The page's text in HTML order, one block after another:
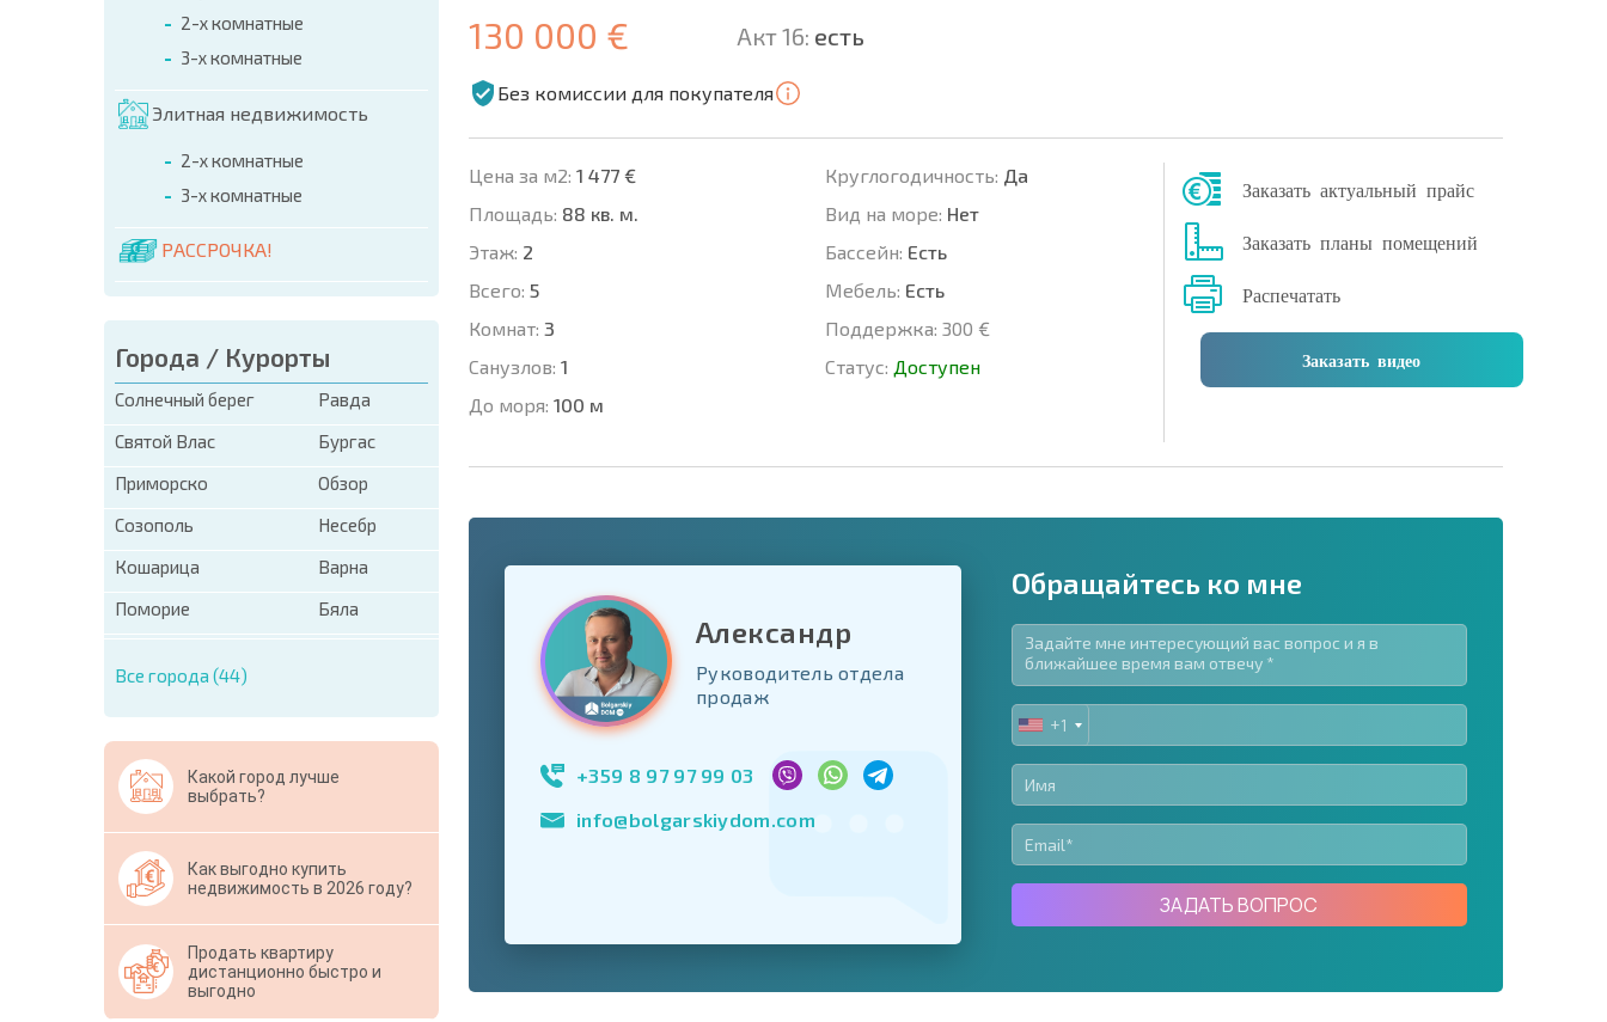
2-х комнатные
3-х комнатные
Элитная недвижимость
2-х комнатные
3-х комнатные
РАССРОЧКА!
Города / Курорты
Солнечный берег
Равда
Святой Влас
Бургас
Приморско
Обзор
Созополь
Несебр
Кошарица
Варна
Поморие
Бяла
Все города (44)
Какой город лучше
выбрать?
Как выгодно купить
недвижимость в 2026 году?
Продать квартиру
дистанционно быстро и
выгодно
130 000 € Акт 16: есть
Без комиссии для покупателя
Цена за м2: 1 477 €
Площадь: 88 кв. м.
Этаж: 2
Всего: 5
Комнат: 3
Санузлов: 1
До моря: 100 м
Круглогодичность: Да
Вид на море: Нет
Басcейн: Есть
Мебель: Есть
Поддержка: 300 €
Статус: Доступен
Заказать актуальный прайс
Заказать планы помещений
Распечатать
Заказать видео
United
+1
* Поля обязательные для заполнения
Свернуть форму
Подписаться на рассылку | Нажимая кнопку, вы разрешаете
использование своих данных.
Отправить сообщение
Александр
Руководитель отдела
продаж
+359 8 97 97 99 03
info@bolgarskiydom.com
Обращайтесь ко мне
UNITED
STATES
+1
+1
ЗАДАТЬ ВОПРОС